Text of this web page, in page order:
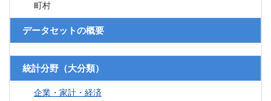
町村
データセットの概要
統計分野（大分類）
企業・家計・経済